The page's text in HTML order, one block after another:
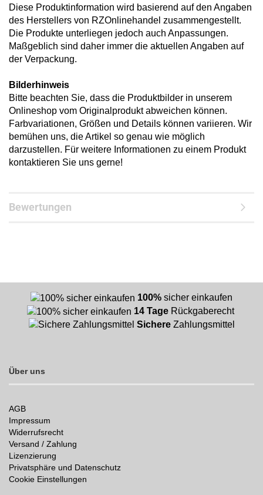
Diese Produktinformation wird basierend auf den Angaben
des Herstellers von RZOnlinehandel zusammengestellt.
Die Produkte unterliegen jedoch auch Anpassungen.
Maßgeblich sind daher immer die aktuellen Angaben auf
der Verpackung.
Bilderhinweis
Bitte beachten Sie, dass die Produktbilder in unserem
Onlineshop vom Originalprodukt abweichen können.
Farbvariationen, Größen und Details können variieren. Wir
bemühen uns, die Artikel so genau wie möglich
darzustellen. Für weitere Informationen zu einem Produkt
kontaktieren Sie uns gerne!
Bewertungen
100% sicher einkaufen
14 Tage Rückgaberecht
Sichere Zahlungsmittel
Über uns
AGB
Impressum
Widerrufsrecht
Versand / Zahlung
Lizenzierung
Privatsphäre und Datenschutz
Cookie Einstellungen